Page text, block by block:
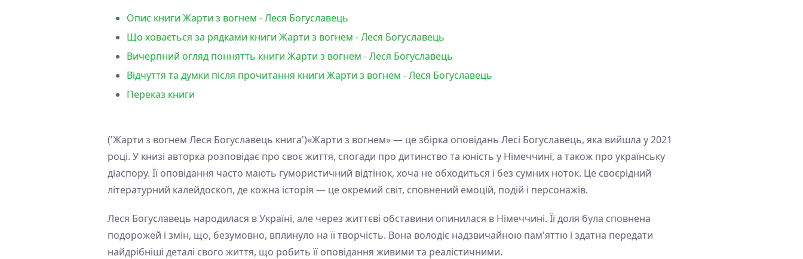
Опис книги Жарти з вогнем - Леся Богуславець
Що ховається за рядками книги Жарти з вогнем - Леся Богуславець
Вичерпний огляд поннятть книги Жарти з вогнем - Леся Богуславець
Відчуття та думки після прочитання книги Жарти з вогнем - Леся Богуславець
Переказ книги
('Жарти з вогнем Леся Богуславець книга')«Жарти з вогнем» — це збірка оповідань Лесі Богуславець, яка вийшла у 2021
році. У книзі авторка розповідає про своє життя, спогади про дитинство та юність у Німеччині, а також про українську
діаспору. Її оповідання часто мають гумористичний відтінок, хоча не обходиться і без сумних ноток. Це своєрідний
літературний калейдоскоп, де кожна історія — це окремий світ, сповнений емоцій, подій і персонажів.
Леся Богуславець народилася в Україні, але через життєві обставини опинилася в Німеччині. Її доля була сповнена
подорожей і змін, що, безумовно, вплинуло на її творчість. Вона володіє надзвичайною пам'яттю і здатна передати
найдрібніші деталі свого життя, що робить її оповідання живими та реалістичними.